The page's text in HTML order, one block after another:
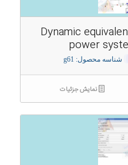
Dynamic
power
شناسه محصول: g61
نمایش جزئیات